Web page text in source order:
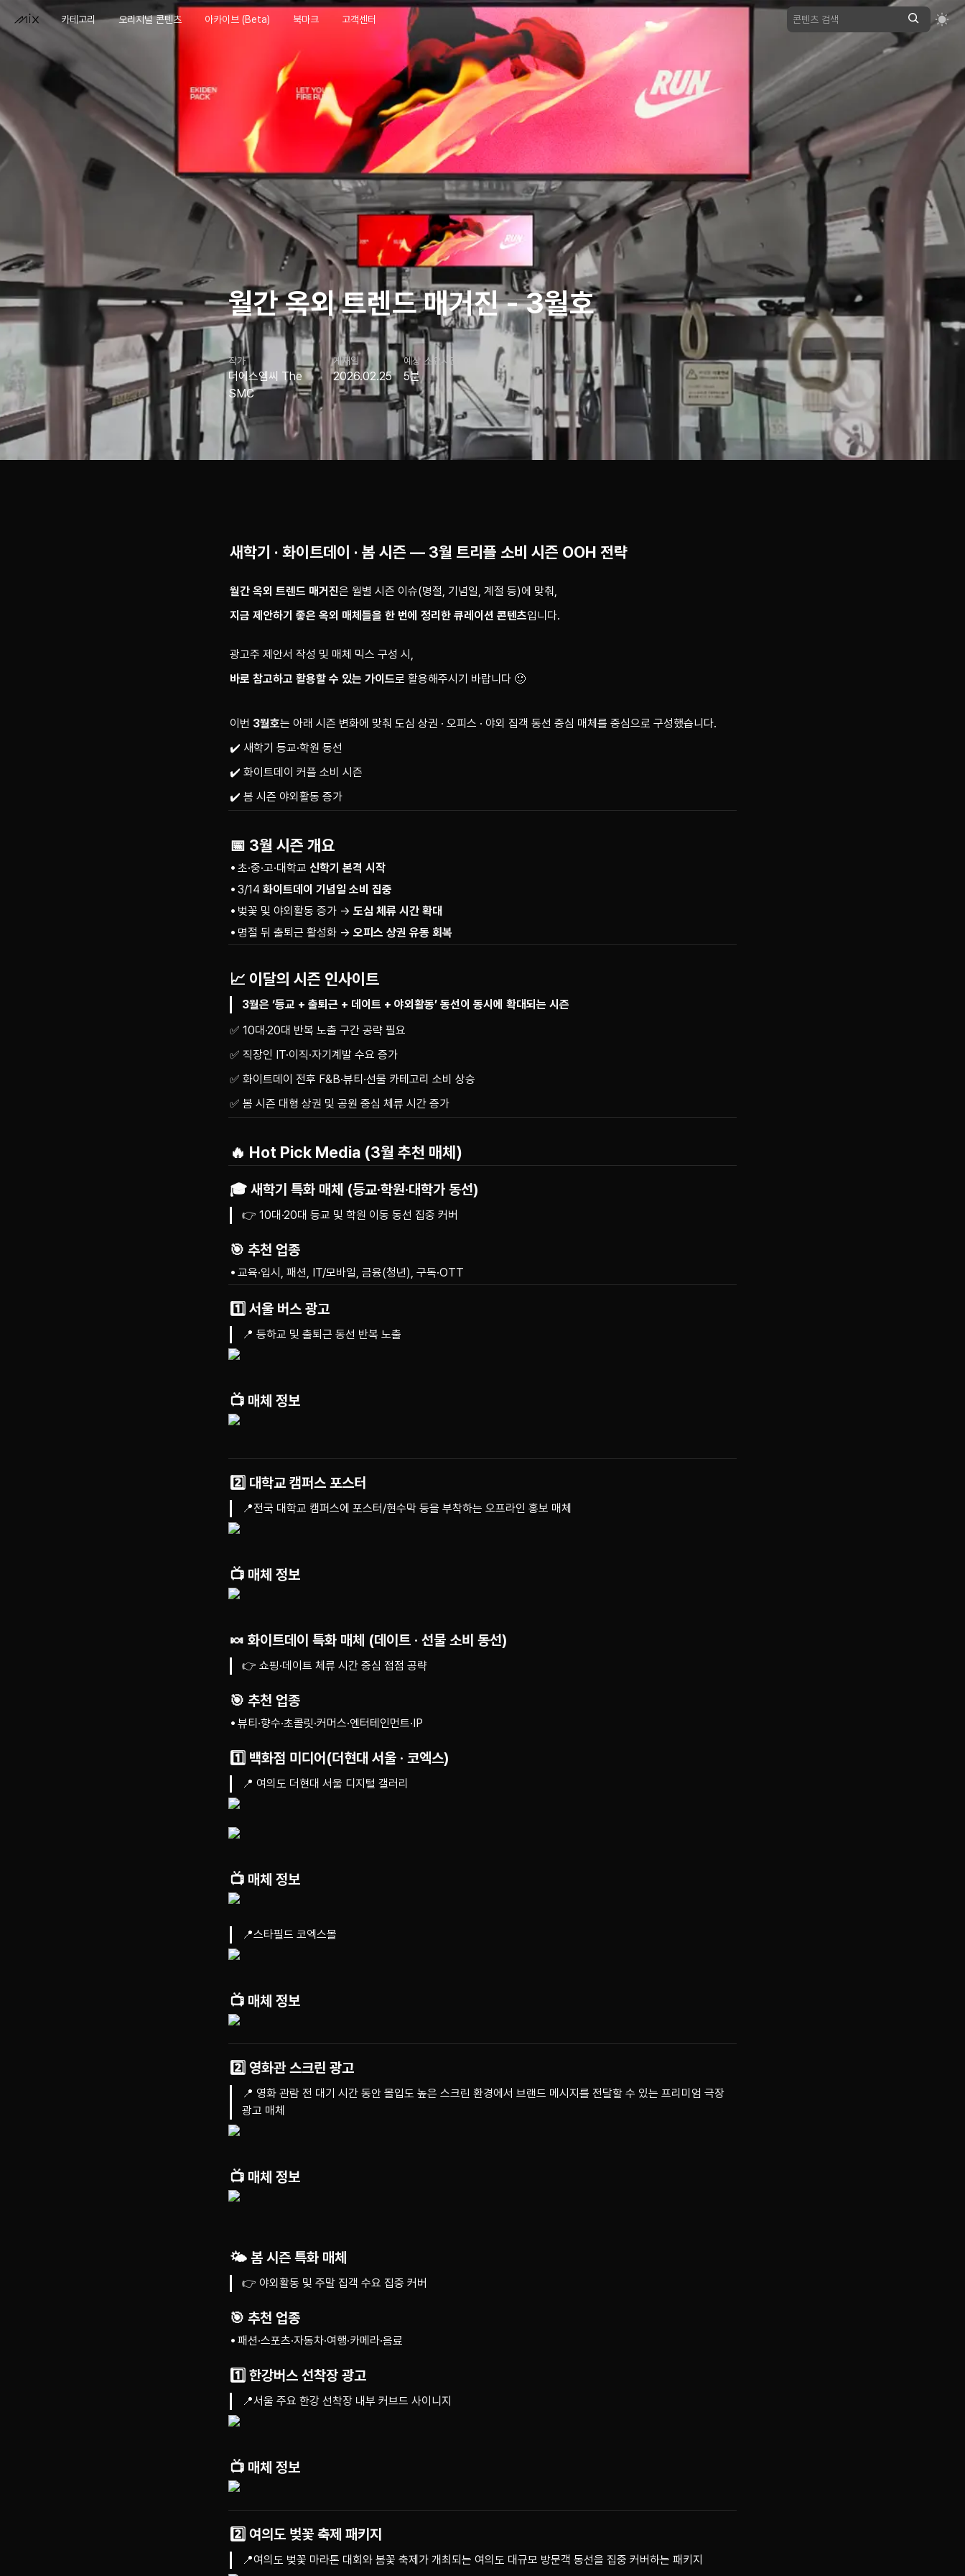
카테고리 오리지널 콘텐츠 아카이브 (Beta) 북마크 고객센터
월간 옥외 트렌드 매거진 - 3월호
작가
더에스엠씨 The
SMC
게재일
2026.02.25
예상 소요시간
5분
새학기 · 화이트데이 · 봄 시즌 — 3월 트리플 소비 시즌 OOH 전략
월간 옥외 트렌드 매거진은 월별 시즌 이슈(명절, 기념일, 계절 등)에 맞춰,
지금 제안하기 좋은 옥외 매체들을 한 번에 정리한 큐레이션 콘텐츠입니다.
광고주 제안서 작성 및 매체 믹스 구성 시,
바로 참고하고 활용할 수 있는 가이드로 활용해주시기 바랍니다 🙂
이번 3월호는 아래 시즌 변화에 맞춰 도심 상권 · 오피스 · 야외 집객 동선 중심 매체를 중심으로 구성했습니다.
✔️ 새학기 등교·학원 동선
✔️ 화이트데이 커플 소비 시즌
✔️ 봄 시즌 야외활동 증가
📅 3월 시즌 개요
초·중·고·대학교 신학기 본격 시작
3/14 화이트데이 기념일 소비 집중
벚꽃 및 야외활동 증가 → 도심 체류 시간 확대
명절 뒤 출퇴근 활성화 → 오피스 상권 유동 회복
📈 이달의 시즌 인사이트
3월은 ‘등교 + 출퇴근 + 데이트 + 야외활동’ 동선이 동시에 확대되는 시즌
✅ 10대·20대 반복 노출 구간 공략 필요
✅ 직장인 IT·이직·자기계발 수요 증가
✅ 화이트데이 전후 F&B·뷰티·선물 카테고리 소비 상승
✅ 봄 시즌 대형 상권 및 공원 중심 체류 시간 증가
🔥 Hot Pick Media (3월 추천 매체)
🎓 새학기 특화 매체 (등교·학원·대학가 동선)
👉 10대·20대 등교 및 학원 이동 동선 집중 커버
🎯 추천 업종
교육·입시, 패션, IT/모바일, 금융(청년), 구독·OTT
1️⃣ 서울 버스 광고
📍 등하교 및 출퇴근 동선 반복 노출
📺 매체 정보
2️⃣ 대학교 캠퍼스 포스터
📍전국 대학교 캠퍼스에 포스터/현수막 등을 부착하는 오프라인 홍보 매체
📺 매체 정보
🍬 화이트데이 특화 매체 (데이트 · 선물 소비 동선)
👉 쇼핑·데이트 체류 시간 중심 접점 공략
🎯 추천 업종
뷰티·향수·초콜릿·커머스·엔터테인먼트·IP
1️⃣ 백화점 미디어(더현대 서울 · 코엑스)
📍 여의도 더현대 서울 디지털 갤러리
📺 매체 정보
📍스타필드 코엑스몰
📺 매체 정보
2️⃣ 영화관 스크린 광고
📍 영화 관람 전 대기 시간 동안 몰입도 높은 스크린 환경에서 브랜드 메시지를 전달할 수 있는 프리미엄 극장
광고 매체
📺 매체 정보
🌤 봄 시즌 특화 매체
👉 야외활동 및 주말 집객 수요 집중 커버
🎯 추천 업종
패션·스포츠·자동차·여행·카메라·음료
1️⃣ 한강버스 선착장 광고
📍서울 주요 한강 선착장 내부 커브드 사이니지
📺 매체 정보
2️⃣ 여의도 벚꽃 축제 패키지
📍여의도 벚꽃 마라톤 대회와 봄꽃 축제가 개최되는 여의도 대규모 방문객 동선을 집중 커버하는 패키지